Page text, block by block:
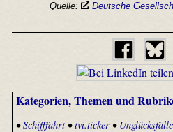
Quelle: Deutsche
Kategorien, Themen und
•Schifffahrt•tvi.ticker• Unglücksfälle